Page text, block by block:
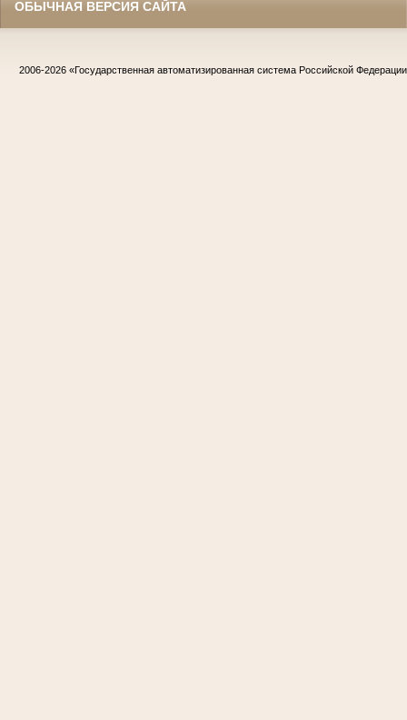
ОБЫЧНАЯ ВЕРСИЯ САЙТА
2006-2026 «Государственная автоматизированная система Российской